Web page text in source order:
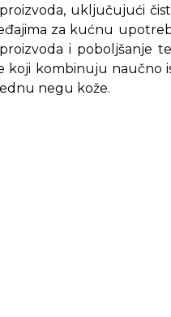
uključujući
za kućnu
i poboljšanje
koji kombinuju naučno
negu kože.